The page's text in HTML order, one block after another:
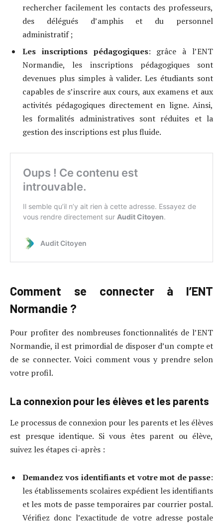
rechercher facilement les contacts des professeurs,
des délégués d’amphis et du personnel
administratif ;
Les inscriptions pédagogiques: grâce à l’ENT
Normandie, les inscriptions pédagogiques sont
devenues plus simples à valider. Les étudiants sont
capables de s’inscrire aux cours, aux examens et aux
activités pédagogiques directement en ligne. Ainsi,
les formalités administratives sont réduites et la
gestion des inscriptions est plus fluide.
Comment se connecter à l’ENT
Normandie ?
Pour profiter des nombreuses fonctionnalités de l’ENT
Normandie, il est primordial de disposer d’un compte et
de se connecter. Voici comment vous y prendre selon
votre profil.
La connexion pour les élèves et les parents
Le processus de connexion pour les parents et les élèves
est presque identique. Si vous êtes parent ou élève,
suivez les étapes ci-après :
Demandez vos identifiants et votre mot de passe:
les établissements scolaires expédient les identifiants
et les mots de passe temporaires par courrier postal.
Vérifiez donc l’exactitude de votre adresse postale